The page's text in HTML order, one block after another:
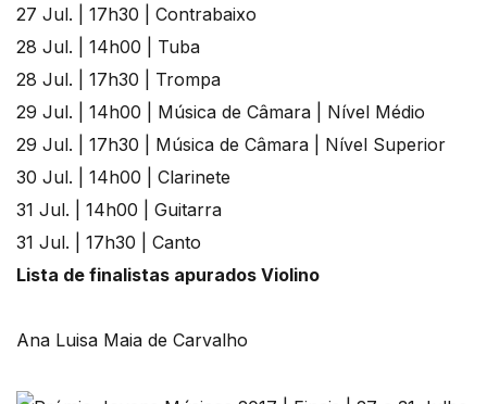
27 Jul. | 17h30 | Contrabaixo
28 Jul. | 14h00 | Tuba
28 Jul. | 17h30 | Trompa
29 Jul. | 14h00 | Música de Câmara | Nível Médio
29 Jul. | 17h30 | Música de Câmara | Nível Superior
30 Jul. | 14h00 | Clarinete
31 Jul. | 14h00 | Guitarra
31 Jul. | 17h30 | Canto
Lista de finalistas apurados Violino
Ana Luisa Maia de Carvalho